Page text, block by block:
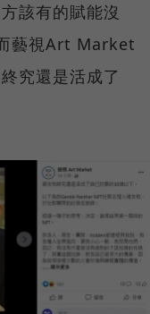
該有的賦能沒
藝視Art Market
究還是活成了